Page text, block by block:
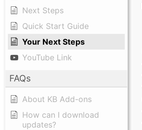
Next Steps
Quick Start Guide
Your Next Steps
YouTube Link
FAQs
About KB Add-ons
How can I download
updates?